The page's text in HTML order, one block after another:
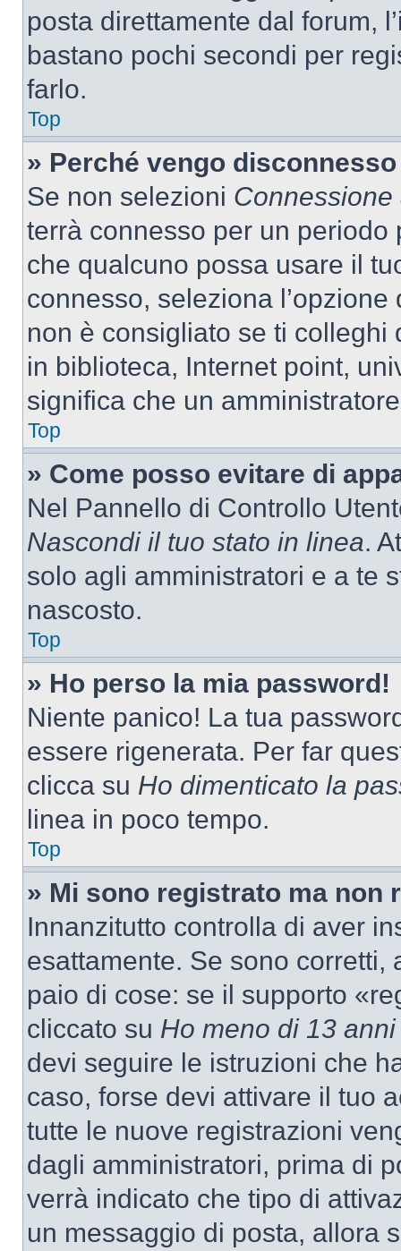
posta direttamente dal forum,
bastano pochi secondi per
farlo.
Top
» Perché vengo
Se non selezioni
terrà connesso per un
che qualcuno possa usare il
connesso, seleziona
non è consigliato se ti
in biblioteca, Internet point,
significa che un
Top
» Come posso evitare di
Nel Pannello di Controllo
Nascondi il tuo stato in linea.
solo agli amministratori e a te
nascosto.
Top
» Ho perso la mia password!
Niente panico! La tua
essere rigenerata. Per far
clicca su Ho dimenticato la
linea in poco tempo.
Top
» Mi sono registrato ma non
Innanzitutto controlla di aver
esattamente. Se sono
paio di cose: se il supporto
cliccato su Ho meno di 13 anni
devi seguire le istruzioni che
caso, forse devi attivare il tuo
tutte le nuove registrazioni
dagli amministratori, prima di
verrà indicato che tipo di
un messaggio di posta, allora